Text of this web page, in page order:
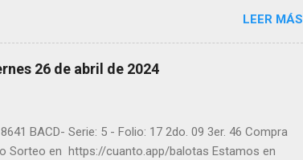
segura y legal recomendado clic a: goo.gl/5Y2qt
! y a los que no ganaron "Buena Suerte" para el
visitarnos en balotas.com para conocer los datos que
LEER MÁS
26 de abril de 2024
BACD- Serie: 5 - Folio: 17 2do. 09 3er. 46 Compra
Sorteo en https://cuanto.app/balotas Estamos en